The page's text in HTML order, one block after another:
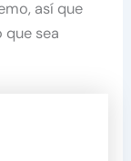
así que
sea